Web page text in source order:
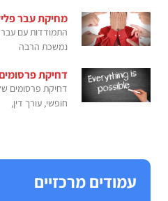
מחיקת עבר
התמודדות עם עבר
נמשכת הרבה
דחיקת
דחיקת פרסומים
חופשי, עורך דין,
עמודים מרכזיים